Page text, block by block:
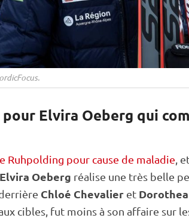
Elvira Oeberg qui
Ruhpolding pour cause de maladie ,
Elvira Oeberg réalise une très belle
Chloé Chevalier et
cibles, fut moins à son affaire sur